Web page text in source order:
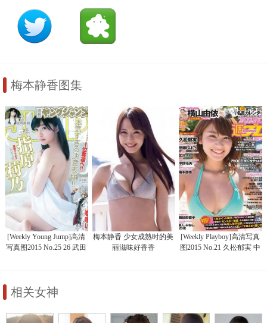
梅本静香图集
[Weekly Young Jump]高清
写真图2015 No.25 26 武田
梅本静香 少女成熟时的美
丽滋味好香香
[Weekly Playboy]高清写真
图2015 No.21 久松郁実 中
相关女神